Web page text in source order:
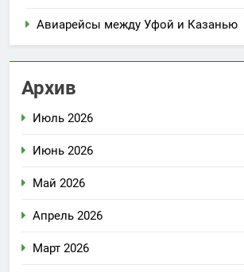
Авиарейсы между Уфой и Казанью
Архив
Июль 2026
Июнь 2026
Май 2026
Апрель 2026
Март 2026